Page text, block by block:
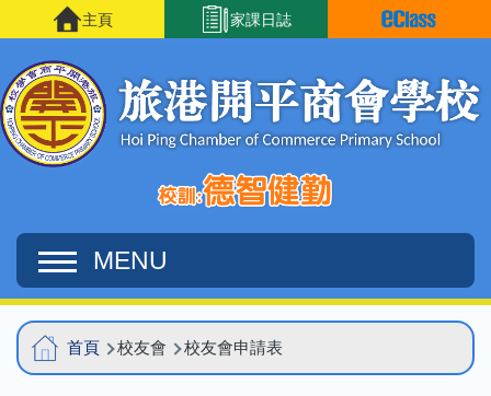
移至主內容 家課日誌
主頁
MENU
Main
navigation
導
航
首頁 校友會 校友會申請表